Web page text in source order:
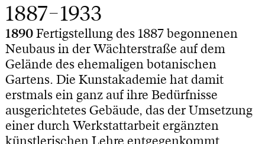
1887–1933
1890Fertigstellung des 1887 begonnenen
Neubaus in der Wächterstraße auf dem
Gelände des ehemaligen botanischen
Gartens. Die Kunstakademie hat damit
erstmals ein ganz auf ihre Bedürfnisse
ausgerichtetes Gebäude, das der Umsetzung
einer durch Werkstattarbeit ergänzten